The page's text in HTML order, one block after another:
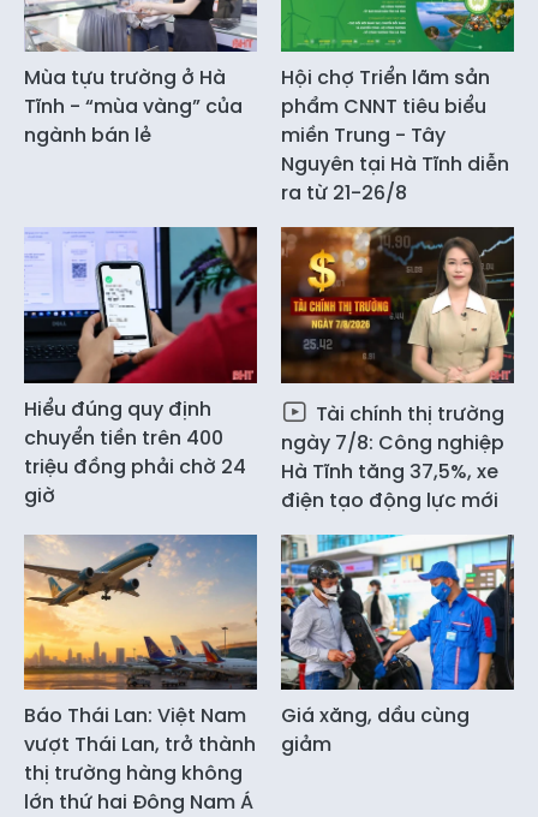
Mùa tựu trường ở Hà
Tĩnh - “mùa vàng” của
ngành bán lẻ
Hội chợ Triển lãm sản
phẩm CNNT tiêu biểu
miền Trung - Tây
Nguyên tại Hà Tĩnh diễn
ra từ 21-26/8
Hiểu đúng quy định
chuyển tiền trên 400
triệu đồng phải chờ 24
giờ
Tài chính thị trường
ngày 7/8: Công nghiệp
Hà Tĩnh tăng 37,5%, xe
điện tạo động lực mới
Báo Thái Lan: Việt Nam
vượt Thái Lan, trở thành
thị trường hàng không
lớn thứ hai Đông Nam Á
Giá xăng, dầu cùng
giảm